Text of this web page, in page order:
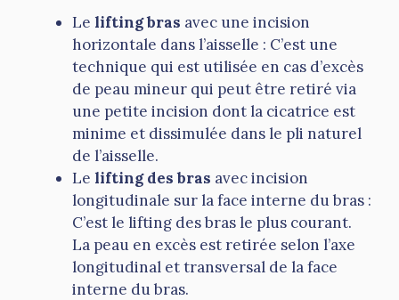
Le lifting bras avec une incision
horizontale dans l’aisselle : C’est une
technique qui est utilisée en cas d’excès
de peau mineur qui peut être retiré via
une petite incision dont la cicatrice est
minime et dissimulée dans le pli naturel
de l’aisselle.
Le lifting des bras avec incision
longitudinale sur la face interne du bras :
C’est le lifting des bras le plus courant.
La peau en excès est retirée selon l’axe
longitudinal et transversal de la face
interne du bras.